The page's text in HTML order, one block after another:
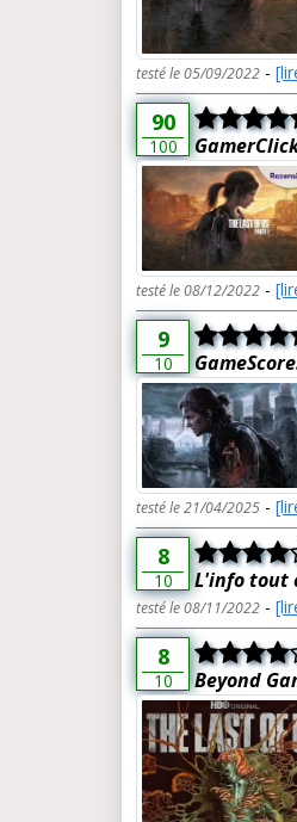
testé le 05/09/2022 -
90
100
testé le 08/12/2022 -
9
10
testé le 21/04/2025 -
8
10 L'info tout
testé le 08/11/2022 -
8
10 Beyond